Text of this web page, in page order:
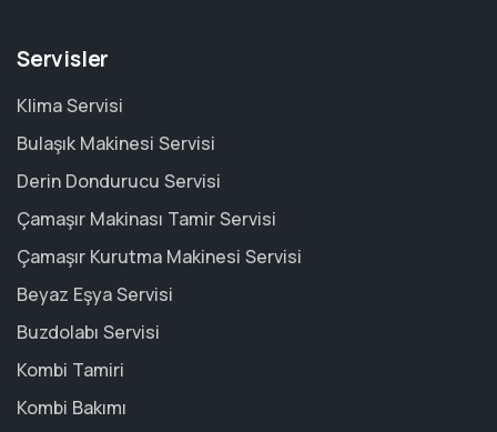
Servisler
Klima Servisi
Bulaşık Makinesi Servisi
Derin Dondurucu Servisi
Çamaşır Makinası Tamir Servisi
Çamaşır Kurutma Makinesi Servisi
Beyaz Eşya Servisi
Buzdolabı Servisi
Kombi Tamiri
Kombi Bakımı